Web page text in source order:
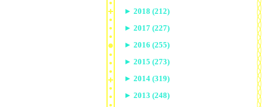
► 2018 (212)
► 2017 (227)
► 2016 (255)
► 2015 (273)
► 2014 (319)
► 2013 (248)